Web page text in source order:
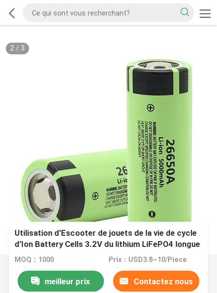
2/ 3
Utilisation d'Escooter de jouets de la vie de cycle
d'Ion Battery Cells 3.2V du lithium LiFePO4 longue
MOQ：1000 Prix：USD3.8~10/Piece
meilleur prix Contactez nous